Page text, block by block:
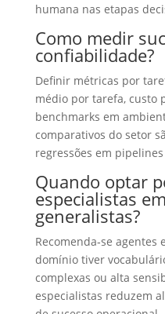
humana nas etapas
Como medir
confiabilidade?
Definir métricas por
médio por tarefa, custo
benchmarks em
comparativos do setor
regressões em
Quando optar
especialistas
generalistas?
Recomenda‑se
domínio tiver
complexas ou alta
especialistas reduzem